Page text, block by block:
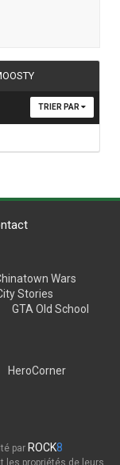
TRIER PAR
Wars
Stories
GTA Old School
HeroCorner
par ROCK8